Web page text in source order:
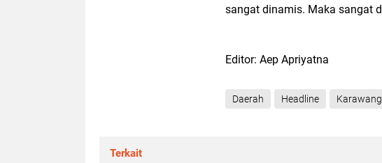
sangat dinamis. Maka sangat
Editor: Aep Apriyatna
Daerah Headline Karawang
Terkait